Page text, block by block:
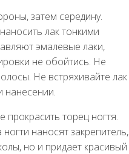
затем середину.
лак тонкими
эмалевые лаки,
не обойтись. Не
Не встряхивайте лак
нанесении.
торец ногтя.
наносят закрепитель,
но и придает красивый